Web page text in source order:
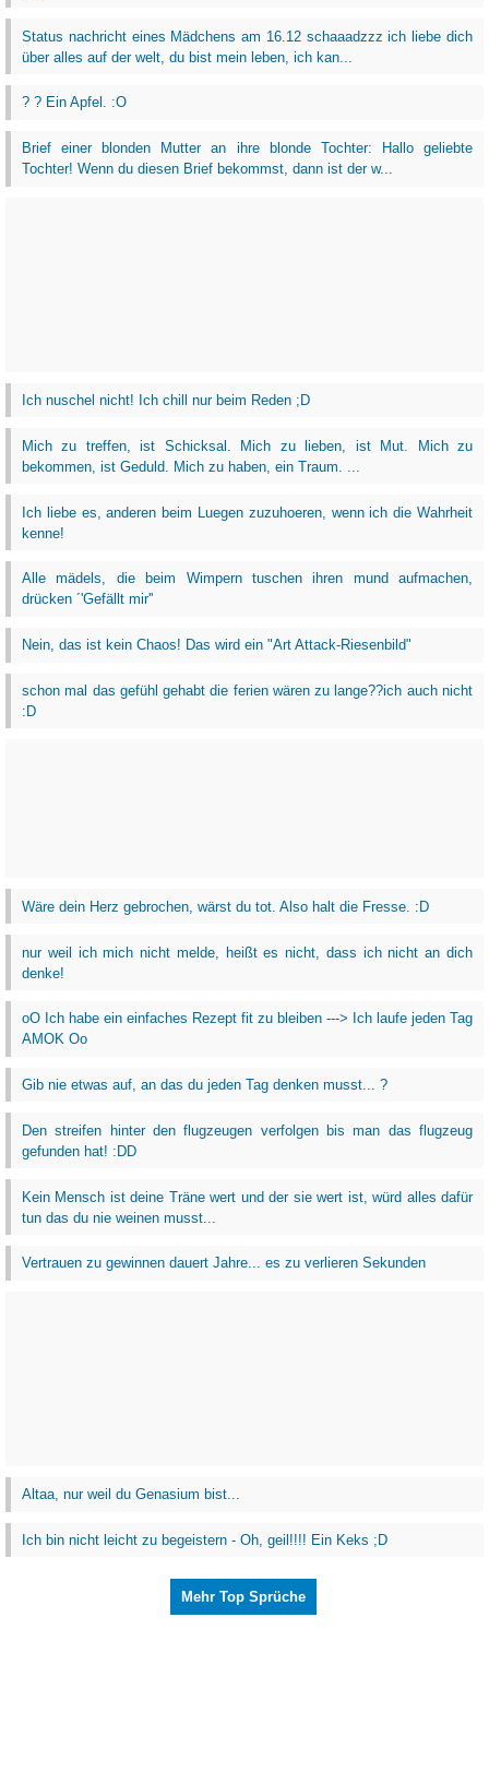
Status nachricht eines Mädchens am 16.12 schaaadzzz ich liebe dich
über alles auf der welt, du bist mein leben, ich kan...
? ? Ein Apfel. :O
Brief einer blonden Mutter an ihre blonde Tochter: Hallo geliebte
Tochter! Wenn du diesen Brief bekommst, dann ist der w...
Ich nuschel nicht! Ich chill nur beim Reden ;D
Mich zu treffen, ist Schicksal. Mich zu lieben, ist Mut. Mich zu
bekommen, ist Geduld. Mich zu haben, ein Traum. ...
Ich liebe es, anderen beim Luegen zuzuhoeren, wenn ich die Wahrheit
kenne!
Alle mädels, die beim Wimpern tuschen ihren mund aufmachen,
drücken ´'Gefällt mir''
Nein, das ist kein Chaos! Das wird ein "Art Attack-Riesenbild"
schon mal das gefühl gehabt die ferien wären zu lange??ich auch nicht
:D
Wäre dein Herz gebrochen, wärst du tot. Also halt die Fresse. :D
nur weil ich mich nicht melde, heißt es nicht, dass ich nicht an dich
denke!
oO Ich habe ein einfaches Rezept fit zu bleiben ---> Ich laufe jeden Tag
AMOK Oo
Gib nie etwas auf, an das du jeden Tag denken musst... ?
Den streifen hinter den flugzeugen verfolgen bis man das flugzeug
gefunden hat! :DD
Kein Mensch ist deine Träne wert und der sie wert ist, würd alles dafür
tun das du nie weinen musst...
Vertrauen zu gewinnen dauert Jahre... es zu verlieren Sekunden
Altaa, nur weil du Genasium bist...
Ich bin nicht leicht zu begeistern - Oh, geil!!!! Ein Keks ;D
Mehr Top Sprüche